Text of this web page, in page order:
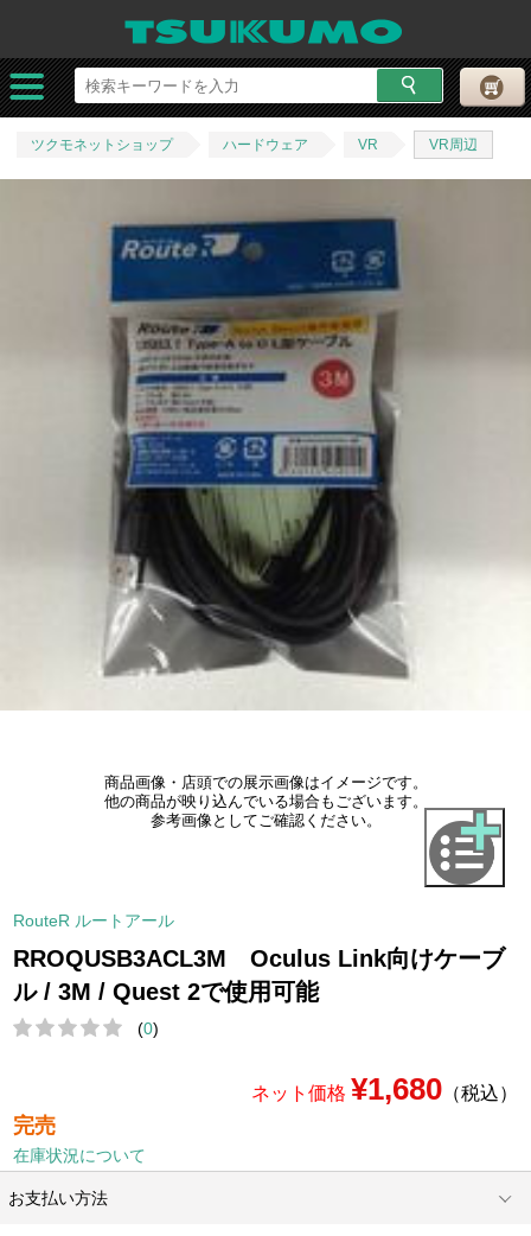
ツクモネットショップ ハードウェア VR VR周辺
商品画像・店頭での展示画像はイメージです。
他の商品が映り込んでいる場合もございます。
参考画像としてご確認ください。
RouteR ルートアール
RROQUSB3ACL3M Oculus Link向けケーブ
ル / 3M / Quest 2で使用可能
(0)
ネット価格 ¥1,680（税込）
完売
在庫状況について
お支払い方法